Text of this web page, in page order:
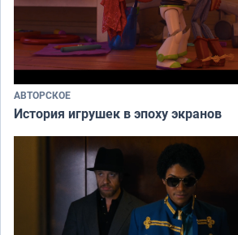
АВТОРСКОЕ
История игрушек в эпоху экранов